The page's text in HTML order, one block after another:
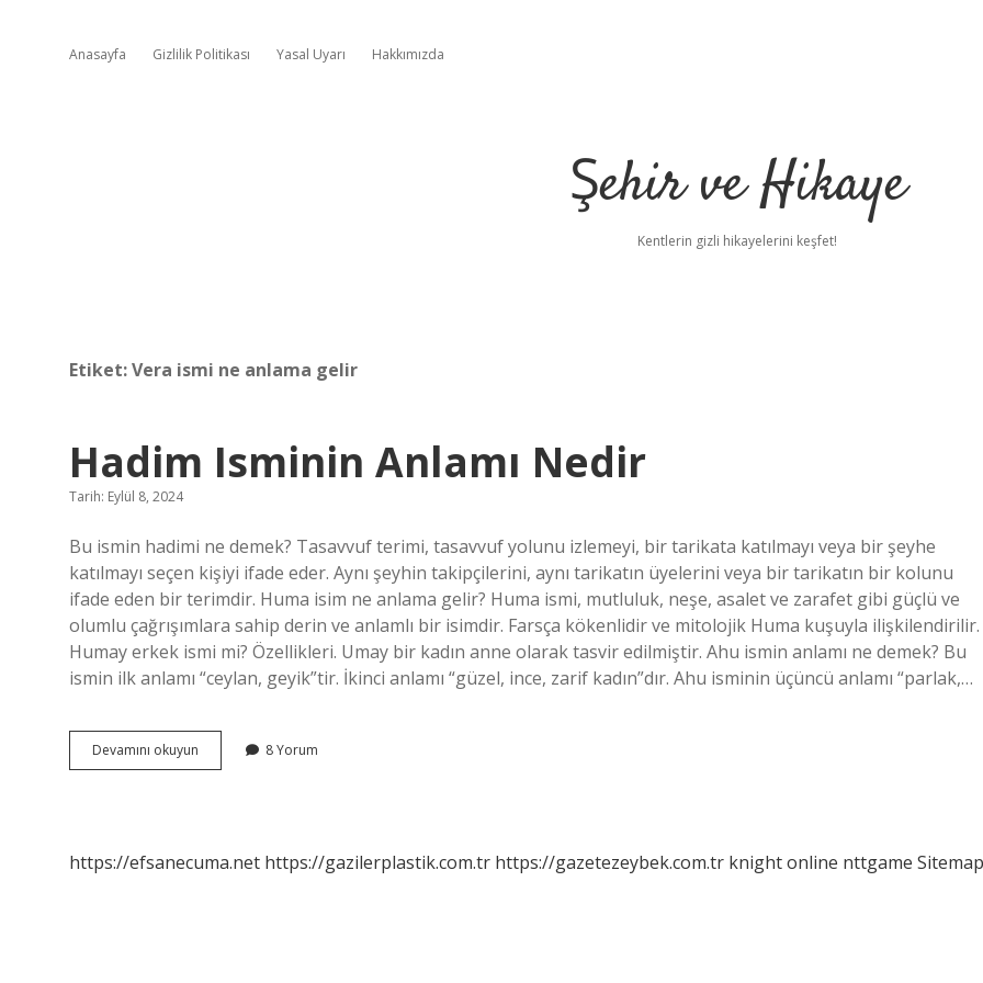
Anasayfa Gizlilik Politikası Yasal Uyarı Hakkımızda
Şehir ve Hikaye
Kentlerin gizli hikayelerini keşfet!
Etiket:Vera ismi ne anlama gelir
Hadim Isminin Anlamı Nedir
Tarih: Eylül 8, 2024
Bu ismin hadimi ne demek? Tasavvuf terimi, tasavvuf yolunu izlemeyi, bir tarikata katılmayı veya bir şeyhe
katılmayı seçen kişiyi ifade eder. Aynı şeyhin takipçilerini, aynı tarikatın üyelerini veya bir tarikatın bir kolunu
ifade eden bir terimdir. Huma isim ne anlama gelir? Huma ismi, mutluluk, neşe, asalet ve zarafet gibi güçlü ve
olumlu çağrışımlara sahip derin ve anlamlı bir isimdir. Farsça kökenlidir ve mitolojik Huma kuşuyla ilişkilendirilir.
Humay erkek ismi mi? Özellikleri. Umay bir kadın anne olarak tasvir edilmiştir. Ahu ismin anlamı ne demek? Bu
ismin ilk anlamı “ceylan, geyik”tir. İkinci anlamı “güzel, ince, zarif kadın”dır. Ahu isminin üçüncü anlamı “parlak,…
Devamını okuyun
Isminin
8 Yorum
https://efsanecuma.net https://gazilerplastik.com.tr https://gazetezeybek.com.tr knight online nttgame Sitemap